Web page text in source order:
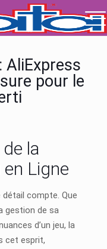
AliExpress
pour le
la
Ligne
détail compte. Que
gestion de sa
d’un jeu, la
cet esprit,